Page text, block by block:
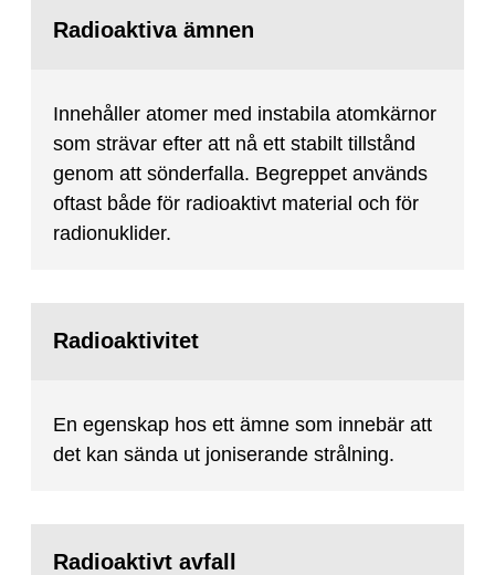
Radioaktiva ämnen
Innehåller atomer med instabila atomkärnor
som strävar efter att nå ett stabilt tillstånd
genom att sönderfalla. Begreppet används
oftast både för radioaktivt material och för
radionuklider.
Radioaktivitet
En egenskap hos ett ämne som innebär att
det kan sända ut joniserande strålning.
Radioaktivt avfall